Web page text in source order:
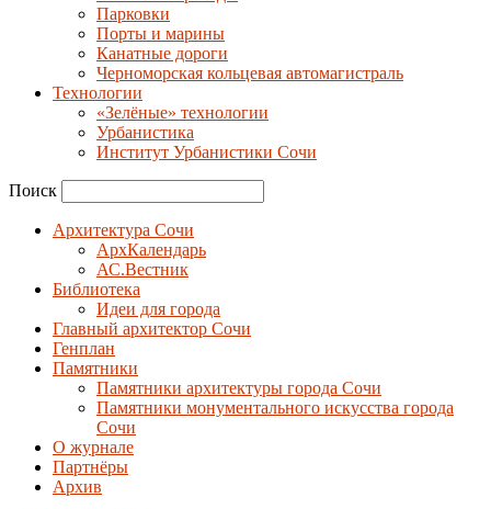
Парковки
Порты и марины
Канатные дороги
Черноморская кольцевая автомагистраль
Технологии
«Зелёные» технологии
Урбанистика
Институт Урбанистики Сочи
Поиск
Архитектура Сочи
АрхКалендарь
АС.Вестник
Библиотека
Идеи для города
Главный архитектор Сочи
Генплан
Памятники
Памятники архитектуры города Сочи
Памятники монументального искусства города
Сочи
О журнале
Партнёры
Архив